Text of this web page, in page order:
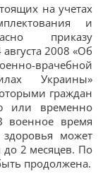
на учетах
и
приказу
2008 «Об
врачебной
Украины»
граждан
или временно
военное время
может
до 2 месяцев. По
продолжена.